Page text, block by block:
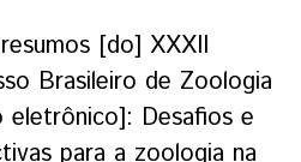
[do] XXXII
Brasileiro de Zoologia
eletrônico]: Desafios e
para a zoologia na